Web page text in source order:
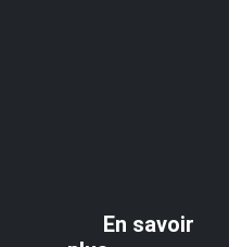
En savoir